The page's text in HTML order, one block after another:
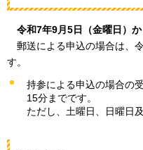
令和7年9月5日（金曜日）
郵送に よる申込の場合は、
す。
持参による申込の場合の
15分までです。
ただし、土曜日、日曜日